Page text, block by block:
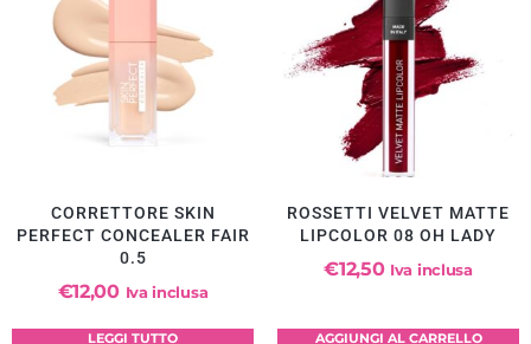
CORRETTORE SKIN
PERFECT CONCEALER FAIR
0.5
€12,00 Iva inclusa
LEGGI TUTTO
ROSSETTI VELVET MATTE
LIPCOLOR 08 OH LADY
€12,50 Iva inclusa
AGGIUNGI AL CARRELLO